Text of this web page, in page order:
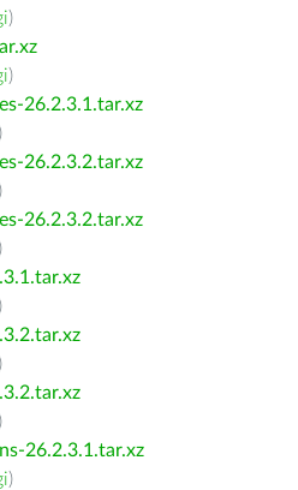
)
)
26.2.3.1.tar.xz
)
26.2.3.2.tar.xz
)
26.2.3.2.tar.xz
)
)
)
)
26.2.3.1.tar.xz
)